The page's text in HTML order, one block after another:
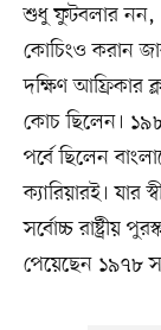
শুধু ফুটবলার নন,
কোচিংও করান
দক্ষিণ আফ্রিকার
কোচ ছিলেন।
পর্বে ছিলেন
ক্যারিয়ারই। যার
সর্বোচ্চ রাষ্ট্রীয়
পেয়েছেন ১৯৭৮